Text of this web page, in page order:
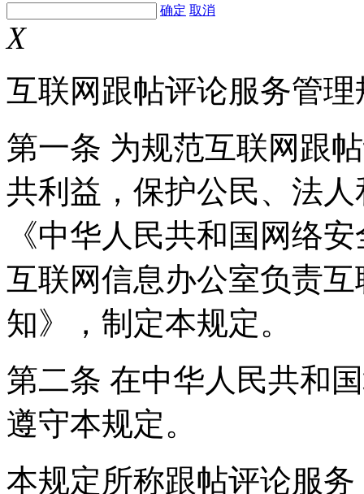
确定 取消
X
互联网跟帖评论服务管理
第一条 为规范互联网跟
共利益，保护公民、法
《中华人民共和国网络
互联网信息办公室负责
知》，制定本规定。
第二条 在中华人民共和
遵守本规定。
本规定所称跟帖评论服